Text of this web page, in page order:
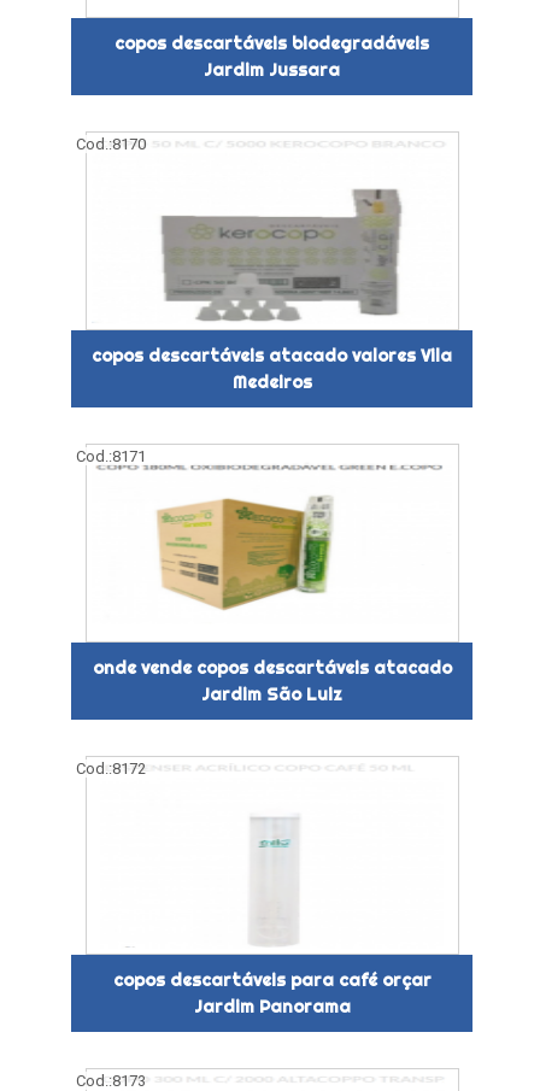
copos descartáveis biodegradáveis
Jardim Jussara
Cod.:8170
copos descartáveis atacado valores Vila
Medeiros
Cod.:8171
onde vende copos descartáveis atacado
Jardim São Luiz
Cod.:8172
copos descartáveis para café orçar
Jardim Panorama
Cod.:8173